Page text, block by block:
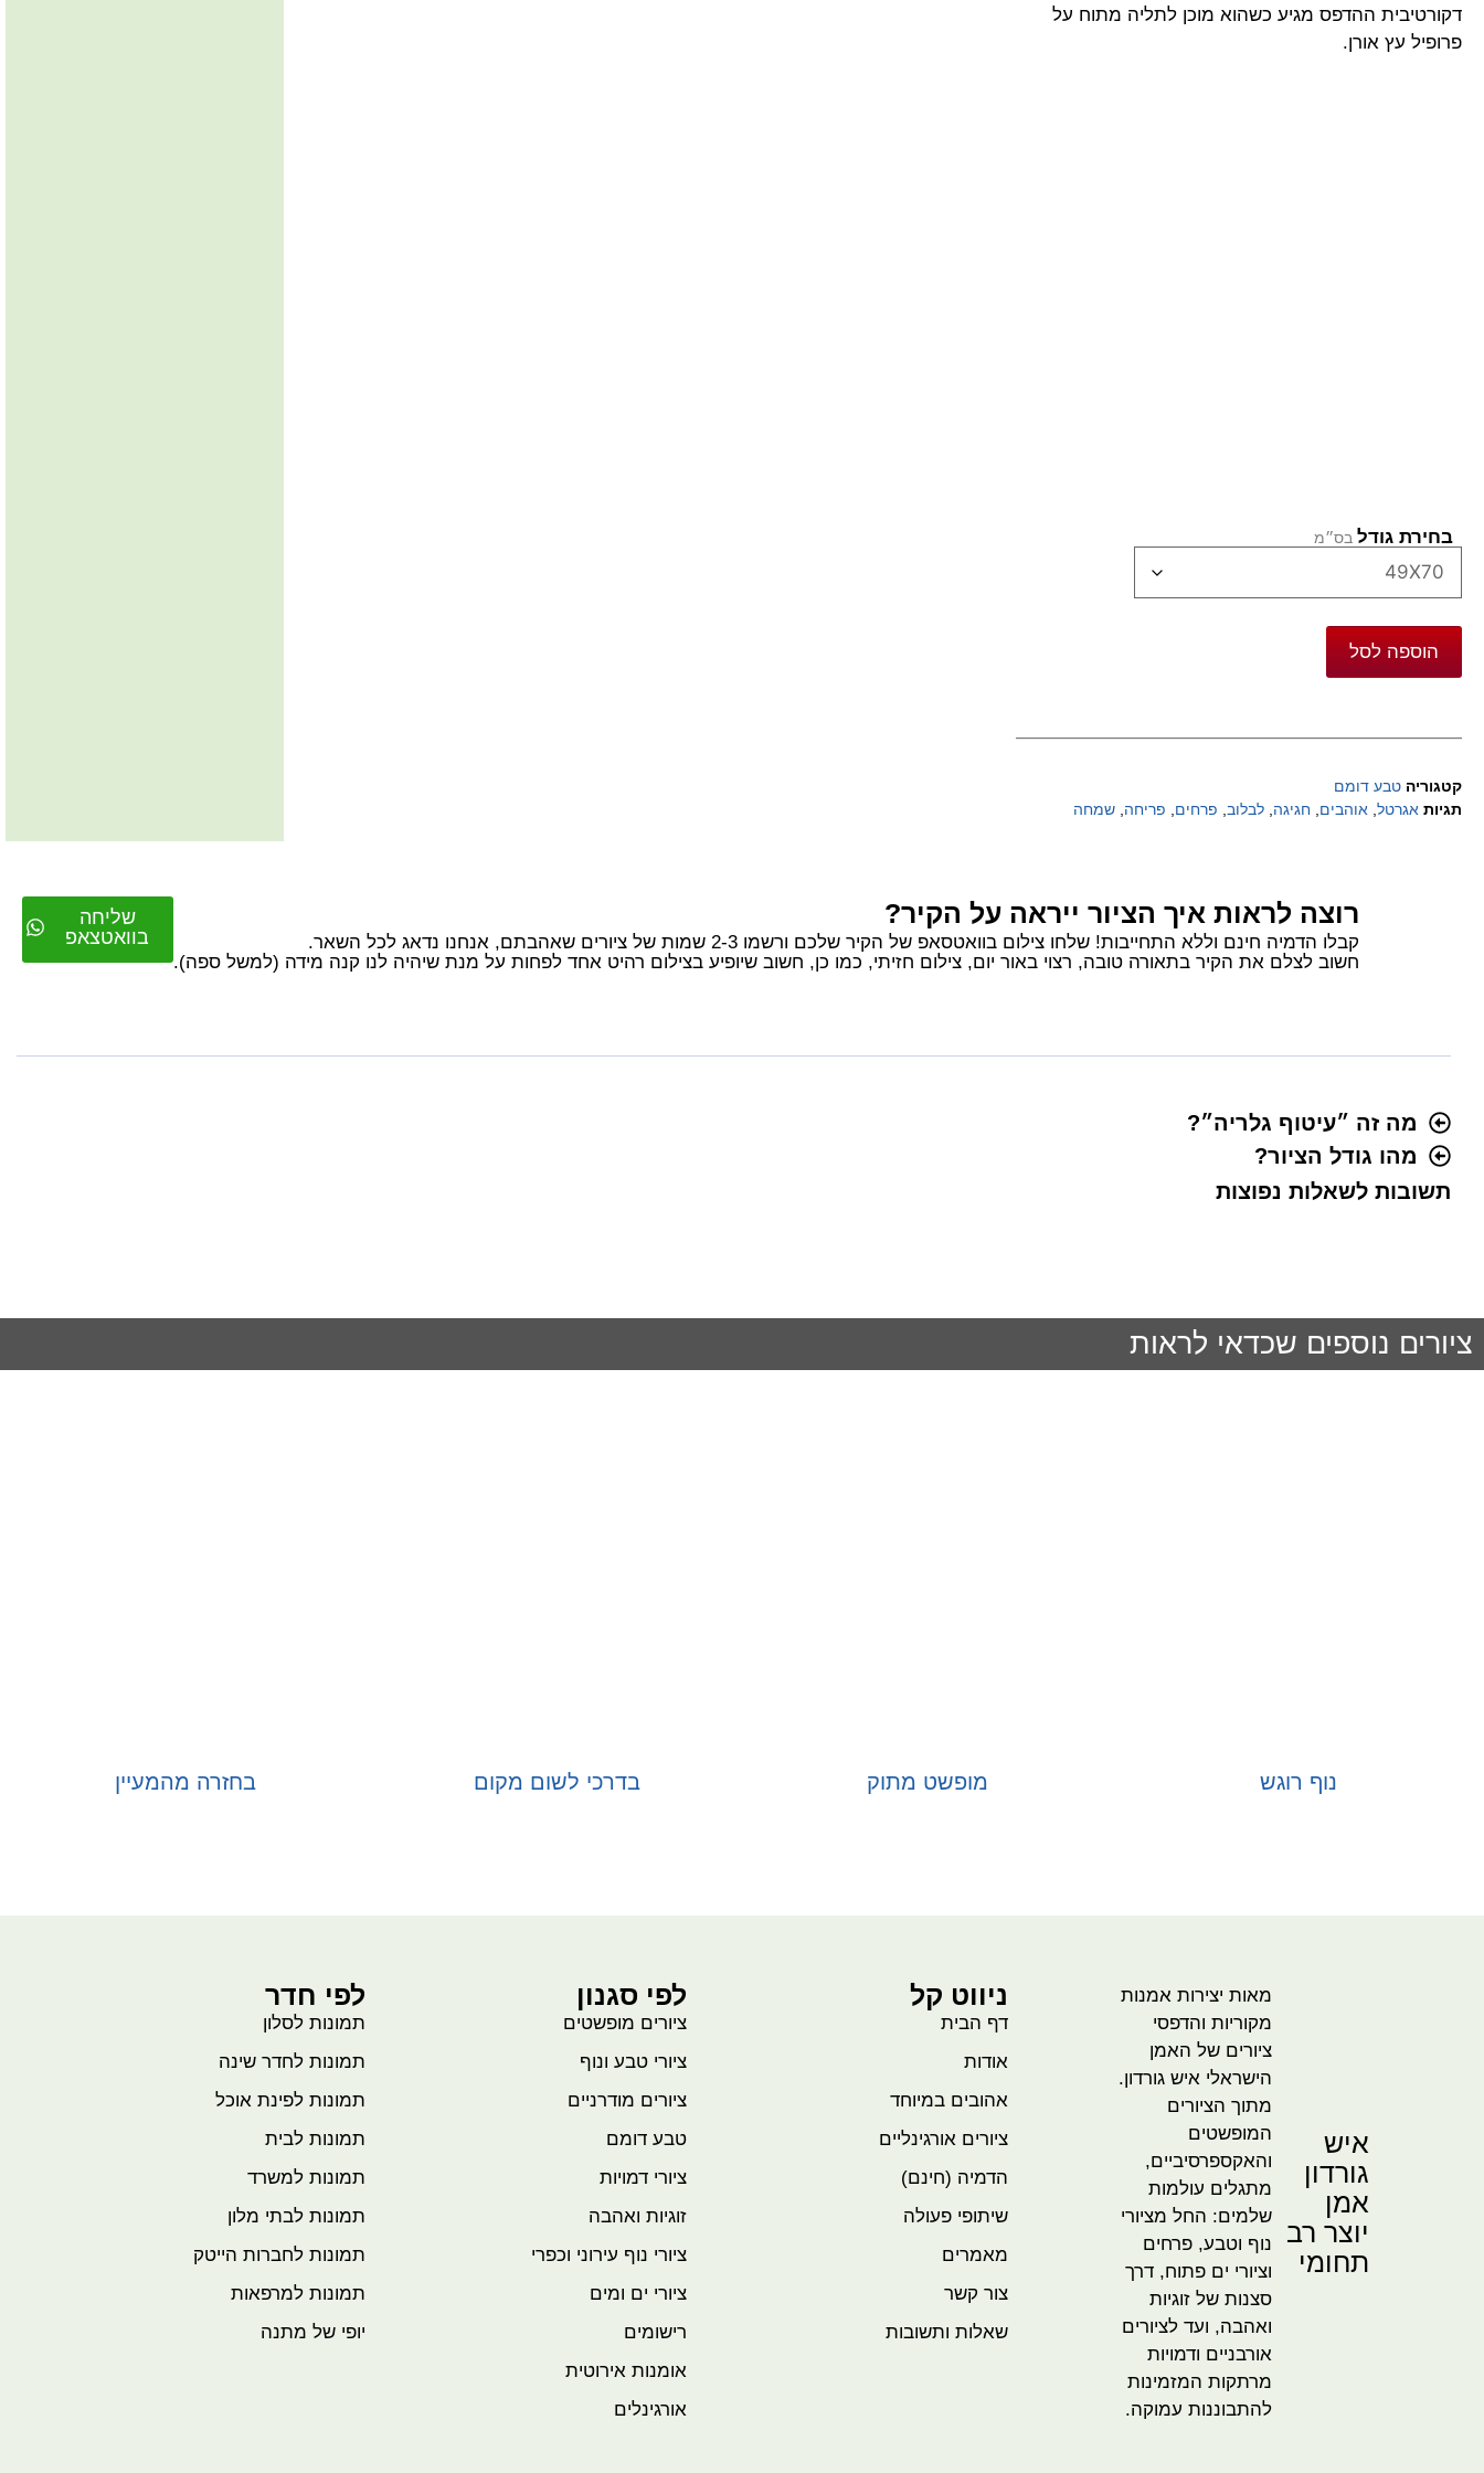
דקורטיבית ההדפס מגיע כשהוא מוכן לתליה מתוח על
פרופיל עץ אורן.
בחירת גודל
הוספה לסל
קטגוריה טבע דומם
תגיות אגרטל, אוהבים, חגיגה, לבלוב, פרחים, פריחה, שמחה
שליחה
בוואטצאפ
רוצה לראות איך הציור ייראה על הקיר?
קבלו הדמיה חינם וללא התחייבות! שלחו צילום בוואטסאפ של הקיר שלכם ורשמו 2-3 שמות של ציורים שאהבתם, אנחנו נדאג לכל השאר.
חשוב לצלם את הקיר בתאורה טובה, רצוי באור יום, צילום חזיתי, כמו כן, חשוב שיופיע בצילום רהיט אחד לפחות על מנת שיהיה לנו קנה מידה (למשל ספה).
מה זה ״עיטוף גלריה״?
מהו גודל הציור?
תשובות לשאלות נפוצות
ציורים נוספים שכדאי לראות
נוף רוגש מופשט מתוק בדרכי לשום מקום בחזרה מהמעיין
איש
גורדון
אמן
יוצר רב
תחומי
מאות יצירות אמנות
מקוריות והדפסי
ציורים של האמן
הישראלי איש גורדון.
מתוך הציורים
המופשטים
והאקספרסיביים,
מתגלים עולמות
שלמים: החל מציורי
נוף וטבע, פרחים
וציורי ים פתוח, דרך
סצנות של זוגיות
ואהבה, ועד לציורים
אורבניים ודמויות
מרתקות המזמינות
להתבוננות עמוקה.
ניווט קל
דף הבית
אודות
אהובים במיוחד
ציורים אורגינליים
הדמיה (חינם)
שיתופי פעולה
מאמרים
צור קשר
שאלות ותשובות
לפי סגנון
ציורים מופשטים
ציורי טבע ונוף
ציורים מודרניים
טבע דומם
ציורי דמויות
זוגיות ואהבה
ציורי נוף עירוני וכפרי
ציורי ים ומים
רישומים
אומנות אירוטית
אורגינלים
לפי חדר
תמונות לסלון
תמונות לחדר שינה
תמונות לפינת אוכל
תמונות לבית
תמונות למשרד
תמונות לבתי מלון
תמונות לחברות הייטק
תמונות למרפאות
יופי של מתנה